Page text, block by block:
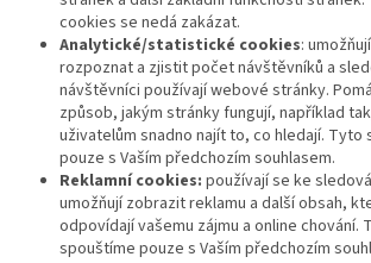
cookies se nedá zakázat.
Analytické/statistické cookies:
rozpoznat a zjistit počet návštěvníků a
návštěvníci používají webové stránky.
způsob, jakým stránky fungují, například
uživatelům snadno najít to, co hledají.
pouze s Vaším předchozím souhlasem.
Reklamní cookies: používají se ke
umožňují zobrazit reklamu a další obsah,
odpovídají vašemu zájmu a online chování.
spouštíme pouze s Vaším předchozím